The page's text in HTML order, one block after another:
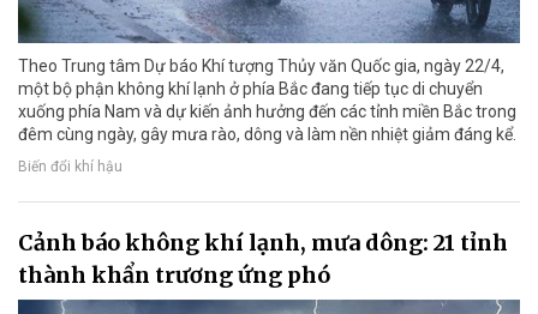
Theo Trung tâm Dự báo Khí tượng Thủy văn Quốc gia, ngày 22/4,
một bộ phận không khí lạnh ở phía Bắc đang tiếp tục di chuyển
xuống phía Nam và dự kiến ảnh hưởng đến các tỉnh miền Bắc trong
đêm cùng ngày, gây mưa rào, dông và làm nền nhiệt giảm đáng kể.
Biến đổi khí hậu
Cảnh báo không khí lạnh, mưa dông: 21 tỉnh
thành khẩn trương ứng phó